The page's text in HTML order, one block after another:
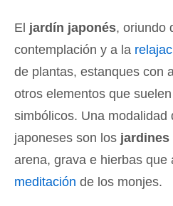
El jardín japonés, oriundo
contemplación y a la
de plantas, estanques con
otros elementos que
simbólicos. Una modalidad
japoneses son los jardines
arena, grava e hierbas que
meditación de los monjes.